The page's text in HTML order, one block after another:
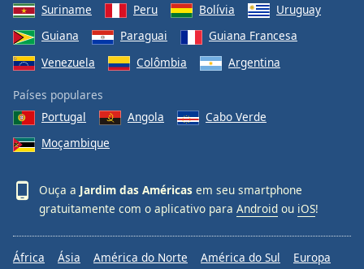
Suriname
Peru Bolívia
Uruguay
Guiana
Paraguai
Guiana Francesa
Venezuela
Colômbia Argentina
Países populares
Portugal
Angola
Cabo Verde
Moçambique
Ouça a Jardim das Américas em seu smartphone
gratuitamente com o aplicativo para Android ou iOS!
África Ásia América do Norte América do Sul
Europa